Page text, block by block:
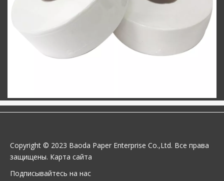
Copyright © 2023 Baoda Paper Enterprise Co.,Ltd. Все права
защищены. Карта сайта
Подписывайтесь на нас